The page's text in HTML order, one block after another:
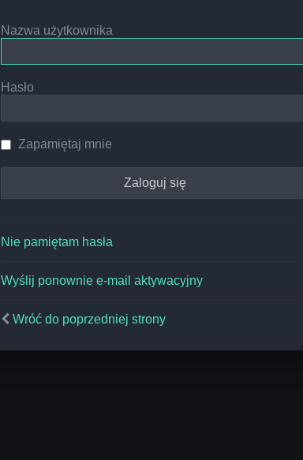
Nazwa użytkownika
Hasło
Zapamiętaj mnie
Nie pamiętam hasła
Wyślij ponownie e-mail aktywacyjny
Wróć do poprzedniej strony